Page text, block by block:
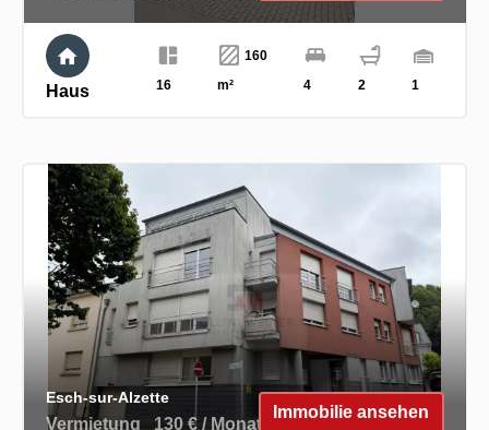
Haus 16
160
m²
4 2 1
Esch-sur-Alzette
Vermietung 130 € / Monat
Immobilie ansehen